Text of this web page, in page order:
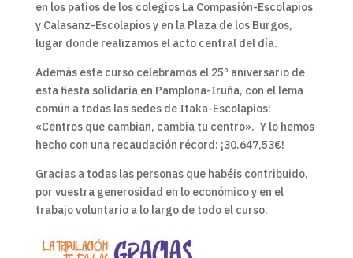
en los patios de los colegios La Compasión-Escolapios
y Calasanz-Escolapios y en la Plaza de los Burgos,
lugar donde realizamos el acto central del día.
Además este curso celebramos el 25º aniversario de
esta fiesta solidaria en Pamplona-Iruña, con el lema
común a todas las sedes de Itaka-Escolapios:
«Centros que cambian, cambia tu centro». Y lo hemos
hecho con una recaudación récord: ¡30.647,53€!
Gracias a todas las personas que habéis contribuido,
por vuestra generosidad en lo económico y en el
trabajo voluntario a lo largo de todo el curso.